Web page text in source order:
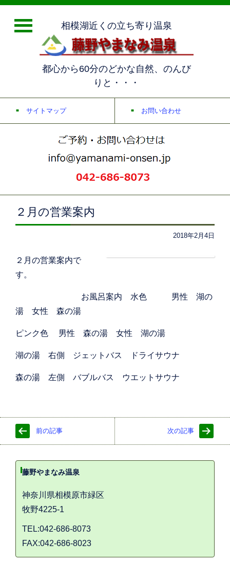
相模湖近くの立ち寄り温泉
都心から60分のどかな自然、のんび
りと・・・
サイトマップ お問い合わせ
２月の営業案内
2018年2月4日
２月の営業案内で
す。
お風呂案内 水色 男性 湖の
湯 女性 森の湯
ピンク色 男性 森の湯 女性 湖の湯
湖の湯 右側 ジェットバス ドライサウナ
森の湯 左側 バブルバス ウエットサウナ
前の記事 次の記事
藤野やまなみ温泉
神奈川県相模原市緑区
牧野4225-1
TEL:042-686-8073
FAX:042-686-8023